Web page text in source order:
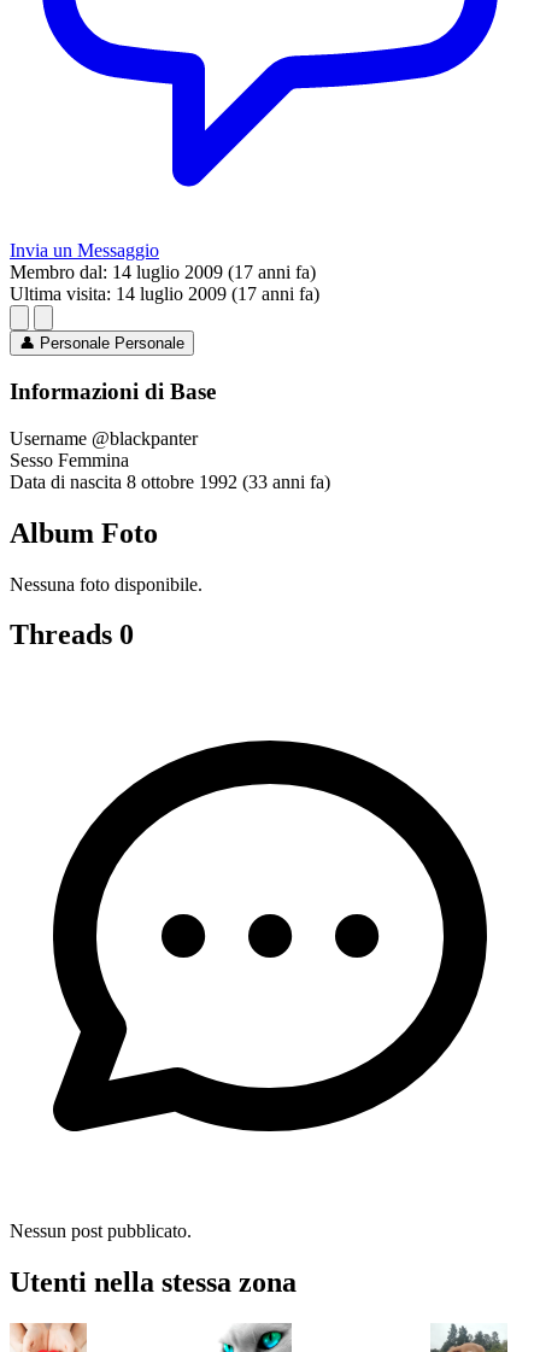
Invia un Messaggio
Membro dal: 14 luglio 2009 (17 anni fa)
Ultima visita: 14 luglio 2009 (17 anni fa)
👤 Personale Personale
Informazioni di Base
Username @blackpanter
Sesso Femmina
Data di nascita 8 ottobre 1992 (33 anni fa)
Album Foto
Nessuna foto disponibile.
Threads 0
Nessun post pubblicato.
Utenti nella stessa zona